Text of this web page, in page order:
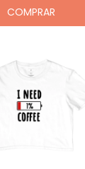
COMPRAR